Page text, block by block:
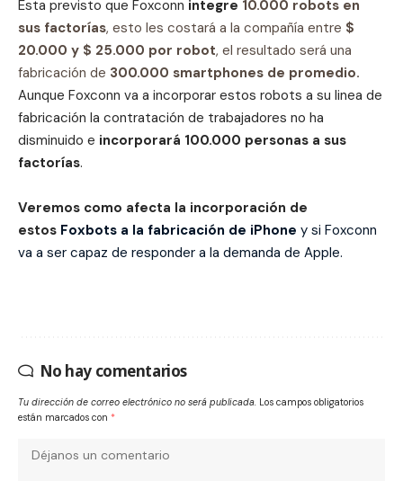
Esta previsto que Foxconn integre 10.000 robots en
sus factorías, esto les costará a la compañía entre $
20.000 y $ 25.000 por robot, el resultado será una
fabricación de 300.000 smartphones de promedio.
Aunque Foxconn va a incorporar estos robots a su linea de
fabricación la contratación de trabajadores no ha
disminuido e incorporará 100.000 personas a sus
factorías.
Veremos como afecta la incorporación de
estos Foxbots a la fabricación de iPhone y si Foxconn
va a ser capaz de responder a la demanda de Apple.
No hay comentarios
Tu dirección de correo electrónico no será publicada. Los campos obligatorios
están marcados con *